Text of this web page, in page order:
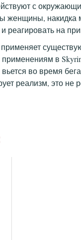
с
женщины,
реагировать на
в
во время
реализм, это не